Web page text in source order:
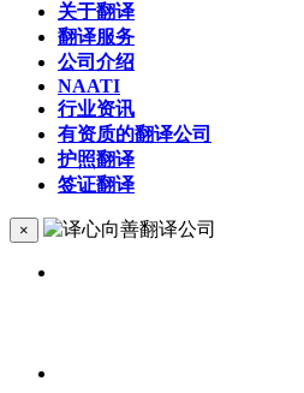
关于翻译
翻译服务
公司介绍
NAATI
行业资讯
有资质的翻译公司
护照翻译
签证翻译
×